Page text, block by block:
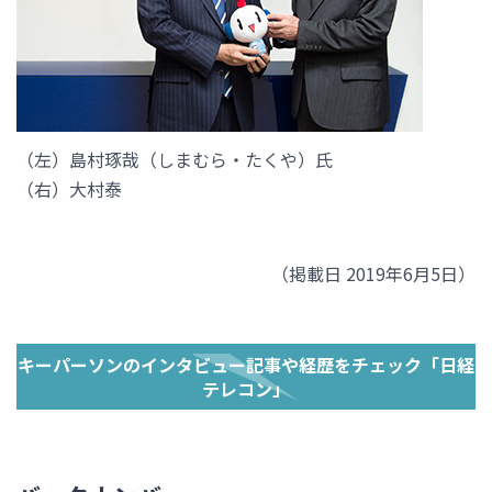
（左）島村琢哉（しまむら・たくや）氏
（右）大村泰
（掲載日 2019年6月5日）
キーパーソンのインタビュー記事や経歴をチェック「日経
テレコン」